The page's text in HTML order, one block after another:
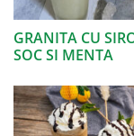
GRANITA CU
SOC SI MENTA